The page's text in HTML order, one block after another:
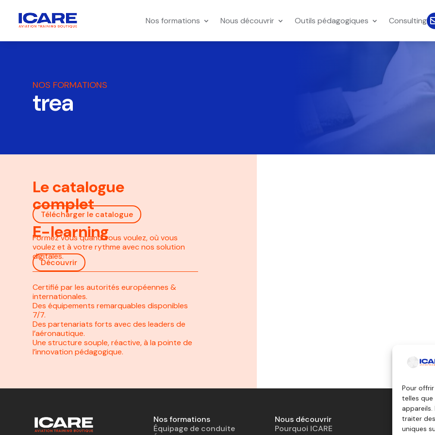
Pour
telles
traiter
uniques
Nos formations Nous découvrir Outils pédagogiques Consulting
NOS FORMATIONS
trea
Le catalogue
complet
Télécharger le catalogue
E-learning
Formez vous quand vous voulez, où vous
voulez et à votre rythme avec nos solution
digitales.
Découvrir
Certifié par les autorités européennes &
internationales.
Des équipements remarquables disponibles
7/7.
Des partenariats forts avec des leaders de
l’aéronautique.
Une structure souple, réactive, à la pointe de
l’innovation pédagogique.
Nos formations
Équipage de conduite
Nous découvrir
Pourquoi ICARE
Outils